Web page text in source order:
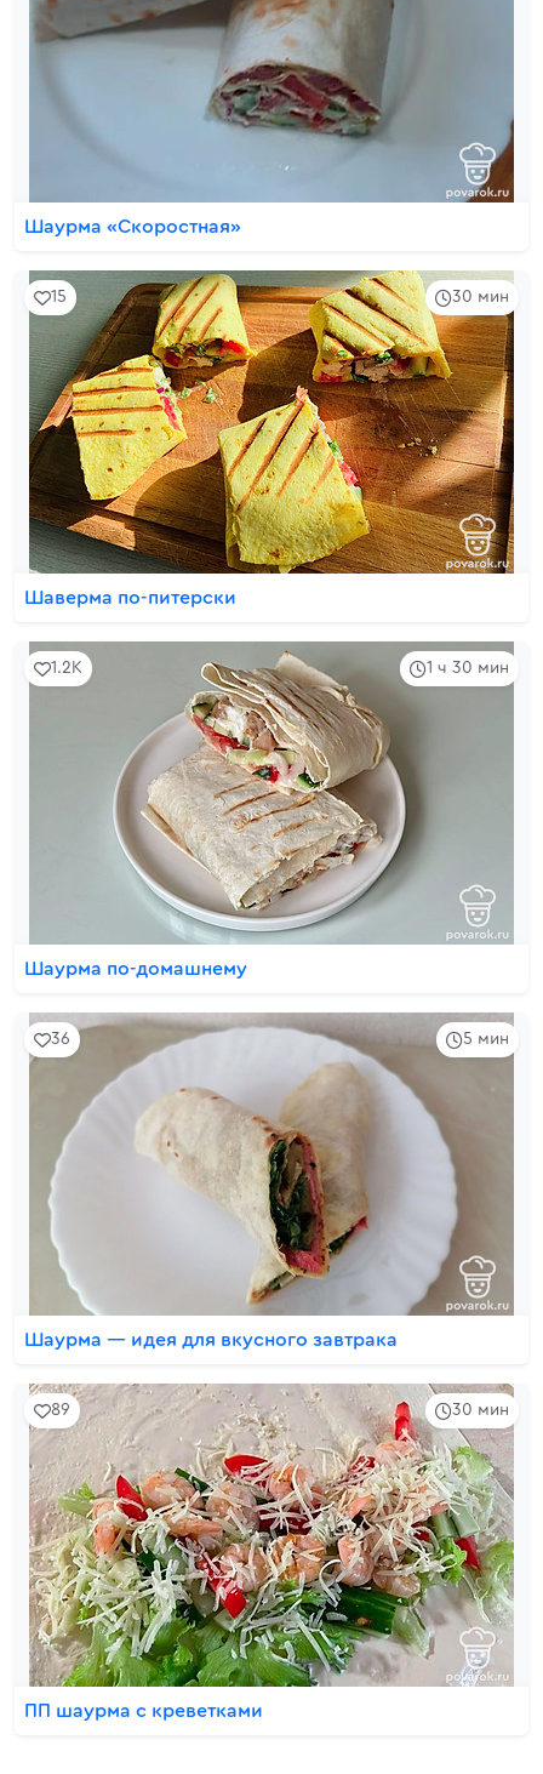
Шаурма «Скоростная»
30 мин
15
Шаверма по-питерски
1 ч 30 мин
1.2K
Шаурма по-домашнему
5 мин
36
Шаурма — идея для вкусного завтрака
30 мин
89
ПП шаурма с креветками